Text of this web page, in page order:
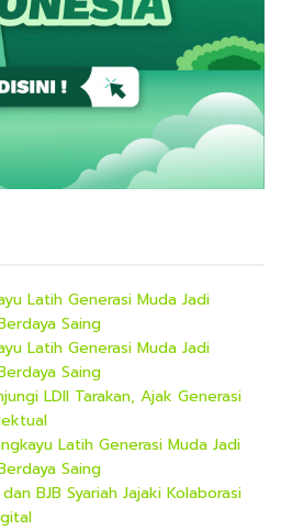
Latih Generasi Muda Jadi
Saing
Latih Generasi Muda Jadi
Saing
LDII Tarakan, Ajak Generasi
Latih Generasi Muda Jadi
Saing
dan BJB Syariah Jajaki Kolaborasi